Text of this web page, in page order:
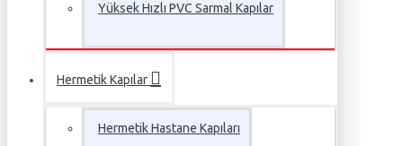
Yüksek Hızlı PVC Sarmal Kapılar
Hermetik Kapılar
Hermetik Hastane Kapıları